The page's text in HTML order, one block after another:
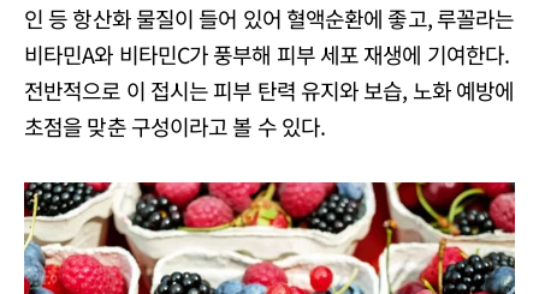
인 등 항산화 물질이 들어 있어 혈액순환에 좋고, 루꼴라는
비타민A와 비타민C가 풍부해 피부 세포 재생에 기여한다.
전반적으로 이 접시는 피부 탄력 유지와 보습, 노화 예방에
초점을 맞춘 구성이라고 볼 수 있다.